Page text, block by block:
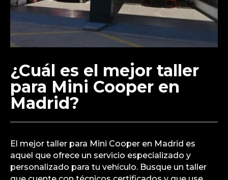
¿Cuál es el mejor taller
para Mini Cooper en
Madrid?
El mejor taller para Mini Cooper en Madrid es
aquel que ofrece un servicio especializado y
personalizado para tu vehículo. Busque un taller